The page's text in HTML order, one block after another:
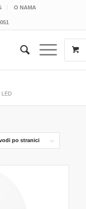
O NAMA
LED
po stranici